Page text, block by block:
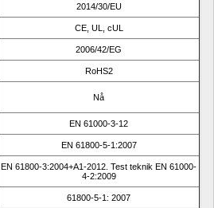
2014/30/EU
CE, UL, cUL
2006/42/EG
RoHS2
Nå
EN 61000-3-12
EN 61800-5-1:2007
EN 61800-3:2004+A1-2012. Test teknik EN 61000-
4-2:2009
61800-5-1: 2007